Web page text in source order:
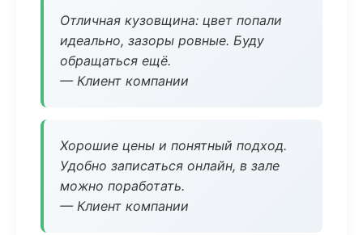
Отличная кузовщина: цвет попали
идеально, зазоры ровные. Буду
обращаться ещё.
— Клиент компании
Хорошие цены и понятный подход.
Удобно записаться онлайн, в зале
можно поработать.
— Клиент компании